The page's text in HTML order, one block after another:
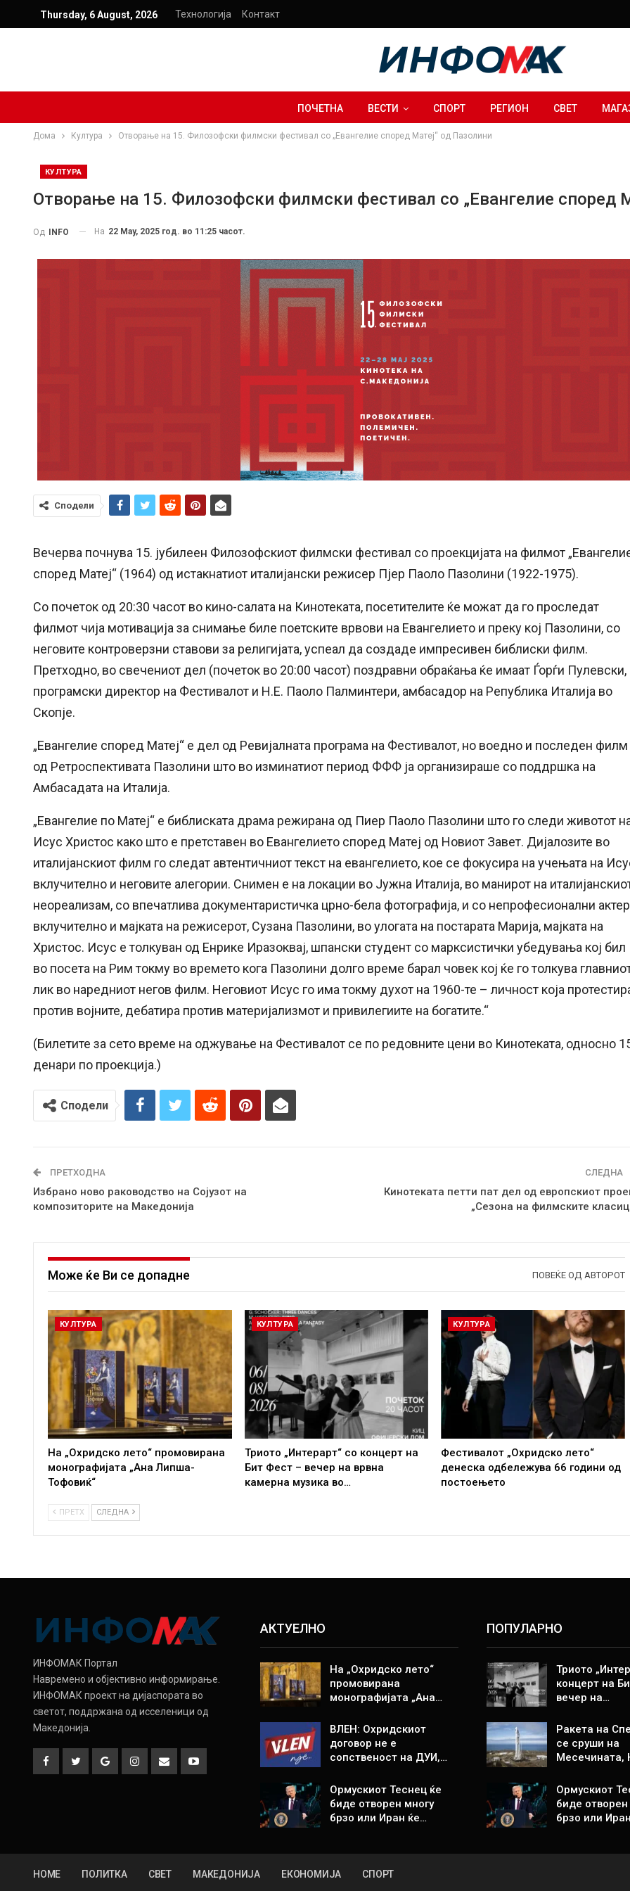
Thursday, 6 August, 2026 Технологија Контакт
ПОЧЕТНА ВЕСТИ СПОРТ РЕГИОН СВЕТ
Дома Култура Oтворање на 15. Филозофски филмски фестивал со „Евангелие според Матеј“ од Пазолини
КУЛТУРА
Oтворање на 15. Филозофски филмски фестивал со „Евангелие според
Од INFO На 22 May, 2025 год. во 11:25 часот.
Сподели
Вечерва почнува 15. јубилеен Филозофскиот филмски фестивал со проекцијата на филмот
според Матеј“ (1964) од истакнатиот италијански режисер Пјер Паоло Пазолини (1922-1975).
Со почеток од 20:30 часот во кино-салата на Кинотеката, посетителите ќе можат да го проследат
филмот чија мотивација за снимање биле поетските врвови на Евангелието и преку кој Пазолини, со
неговите контроверзни ставови за религијата, успеал да создаде импресивен библиски филм.
Претходно, во свечениот дел (почеток во 20:00 часот) поздравни обраќања ќе имаат Ѓорѓи Пулевски,
програмски директор на Фестивалот и Н.Е. Паоло Палминтери, амбасадор на Република Италија во
Скопје.
„Евангелие според Матеј“ е дел од Ревијалната програма на Фестивалот, но воедно и последен филм
од Ретроспективата Пазолини што во изминатиот период ФФФ ја организираше со поддршка на
Амбасадата на Италија.
„Евангелие по Матеј“ е библиската драма режирана од Пиер Паоло Пазолини што го следи животот
Исус Христос како што е претставен во Евангелието според Матеј од Новиот Завет. Дијалозите во
италијанскиот филм го следат автентичниот текст на евангелието, кое се фокусира на учењата на
вклучително и неговите алегории. Снимен e на локации во Јужна Италија, во манирот на
неореализам, со впечатлива документаристичка црно-бела фотографија, и со непрофесионални
вклучително и мајката на режисерот, Сузана Пазолини, во улогата на постарата Марија, мајката на
Христос. Исус е толкуван од Енрике Иразоквај, шпански студент со марксистички убедувања кој бил
во посета на Рим токму во времето кога Пазолини долго време барал човек кој ќе го толкува
лик во наредниот негов филм. Неговиот Исус го има токму духот на 1960-те – личност која
против војните, дебатира против материјализмот и привилегиите на богатите.“
(Билетите за сето време на оджување на Фестивалот се по редовните цени во Кинотеката, односно
денари по проекција.)
Сподели
ПРЕТХОДНА
Избрано ново раководство на Сојузот на
композиторите на Македонија
СЛЕДНА
Кинотеката петти пат дел од европскиот
„Сезона на филмските
Може ќе Ви се допадне ПОВЕЌЕ ОД АВТОРОТ
КУЛТУРА
На „Охридско лето“ промовирана
монографијата „Ана Липша-
Тофовиќ“
КУЛТУРА
Триото „Интерарт“ со концерт на
Бит Фест – вечер на врвна
камерна музика во…
КУЛТУРА
Фестивалот „Охридско лето“
денеска одбележува 66 години од
постоењето
ПРЕТХ СЛЕДНА
ИНФОМАК Портал
Навремено и објективно информирање.
ИНФОМАК проект на дијаспората во
светот, поддржана од исселеници од
Македонија.
АКТУЕЛНО
На „Охридско лето“
промовирана
монографијата „Ана…
ВЛЕН: Охридскиот
договор не е
сопственост на ДУИ,…
Ормускиот Теснец ќе
биде отворен многу
брзо или Иран ќе…
ПОПУЛАРНО
Триото
концерт на
вечер на…
Ракета на
се сруши на
Месечината,
Ормускиот
биде отворен
брзо или
HOME ПОЛИТКА СВЕТ МАКЕДОНИЈА ЕКОНОМИЈА СПОРТ